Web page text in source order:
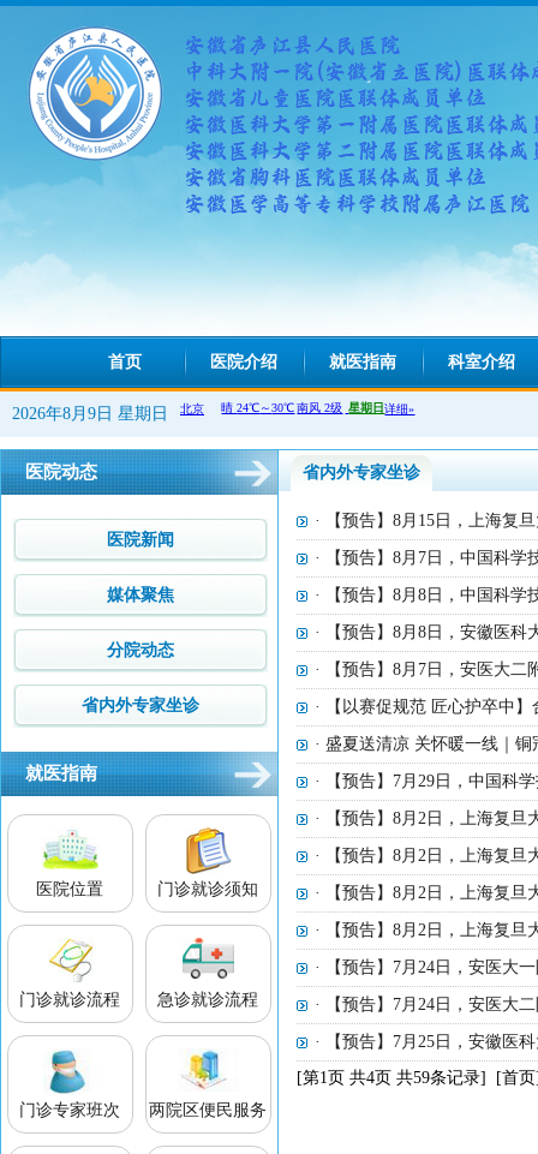
首页 医院介绍 就医指南 科室介绍
2026年8月9日 星期日
医院动态
医院新闻
媒体聚焦
分院动态
省内外专家坐诊
就医指南
医院位置 门诊就诊须知
门诊就诊流程 急诊就诊流程
门诊专家班次 两院区便民服务
省内外专家坐诊
· 【预告】8月15日，上海复
· 【预告】8月7日，中国科
· 【预告】8月8日，中国科
· 【预告】8月8日，安徽医
· 【预告】8月7日，安医大
· 【以赛促规范 匠心护卒中
· 盛夏送清凉 关怀暖一线｜
· 【预告】7月29日，中国科
· 【预告】8月2日，上海复
· 【预告】8月2日，上海复
· 【预告】8月2日，上海复
· 【预告】8月2日，上海复
· 【预告】7月24日，安医大
· 【预告】7月24日，安医大
· 【预告】7月25日，安徽医
[第1页 共4页 共59条记录] [首